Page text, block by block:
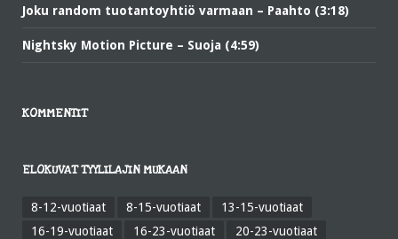
Joku random tuotantoyhtiö varmaan – Paahto (3:18)
Nightsky Motion Picture – Suoja (4:59)
KOMMENTIT
ELOKUVAT TYYLILAJIN MUKAAN
8-12-vuotiaat 8-15-vuotiaat
13-15-vuotiaat
16-19-vuotiaat
16-23-vuotiaat
20-23-vuotiaat